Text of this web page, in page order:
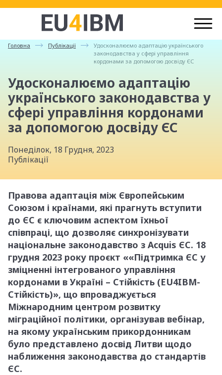
Головна Публікації
Удосконалюємо адаптацію українського
законодавства у сфері управління
кордонами за допомогою досвіду ЄС
Удосконалюємо адаптацію
українського законодавства у
сфері управління кордонами
за допомогою досвіду ЄС
Понеділок, 18 Грудня, 2023
Публікації
Правова адаптація між Європейським
Союзом і країнами, які прагнуть вступити
до ЄС є ключовим аспектом їхньої
співпраці, що дозволяє синхронізувати
національне законодавство з Acquis ЄС. 18
грудня 2023 року проєкт ««Підтримка ЄС у
зміцненні інтегрованого управління
кордонами в Україні – Стійкість (EU4IBM-
Стійкість)», що впроваджується
Міжнародним центром розвитку
міграційної політики, організував вебінар,
на якому українським прикордонникам
було представлено досвід Литви щодо
наближення законодавства до стандартів
ЄС.